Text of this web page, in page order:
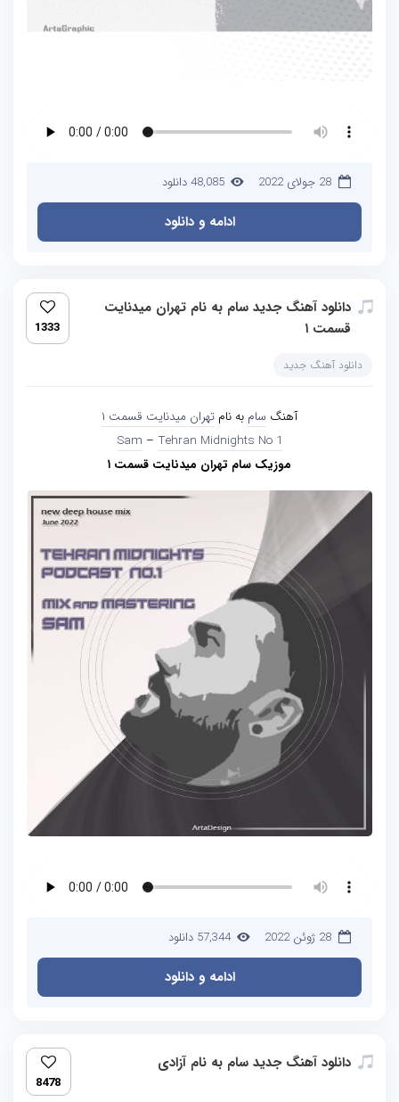
28 جولای 2022 48,085 دانلود
ادامه و دانلود
دانلود آهنگ جدید سام به نام تهران میدنایت
قسمت ۱
1333
دانلود آهنگ جدید
آهنگ سام به نام تهران میدنایت قسمت ۱
Sam – Tehran Midnights No 1
موزیک سام تهران میدنایت قسمت ۱
28 ژوئن 2022 57,344 دانلود
ادامه و دانلود
دانلود آهنگ جدید سام به نام آزادی
8478